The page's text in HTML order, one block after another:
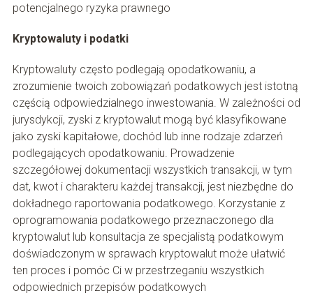
potencjalnego ryzyka prawnego
Kryptowaluty i podatki
Kryptowaluty często podlegają opodatkowaniu, a
zrozumienie twoich zobowiązań podatkowych jest istotną
częścią odpowiedzialnego inwestowania. W zależności od
jurysdykcji, zyski z kryptowalut mogą być klasyfikowane
jako zyski kapitałowe, dochód lub inne rodzaje zdarzeń
podlegających opodatkowaniu. Prowadzenie
szczegółowej dokumentacji wszystkich transakcji, w tym
dat, kwot i charakteru każdej transakcji, jest niezbędne do
dokładnego raportowania podatkowego. Korzystanie z
oprogramowania podatkowego przeznaczonego dla
kryptowalut lub konsultacja ze specjalistą podatkowym
doświadczonym w sprawach kryptowalut może ułatwić
ten proces i pomóc Ci w przestrzeganiu wszystkich
odpowiednich przepisów podatkowych